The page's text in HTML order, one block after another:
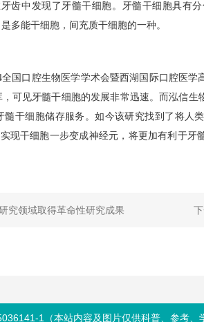
牙齿中发现了牙髓干细胞。牙髓干细胞具有
多能干细胞，间充质干细胞的一种。
全国口腔生物医学学术会暨西湖国际口腔医
可见牙髓干细胞的发展非常迅速。而泓信
髓干细胞储存服务。如今该研究找到了将人
实现干细胞一步变成神经元，将更加有利于牙
究领域取得革命性研究成果
1（本站内容及图片仅供科普、参考、